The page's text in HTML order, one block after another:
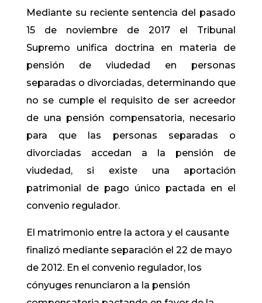
Mediante su reciente sentencia del pasado
15 de noviembre de 2017 el Tribunal
Supremo unifica doctrina en materia de
pensión de viudedad en personas
separadas o divorciadas, determinando que
no se cumple el requisito de ser acreedor
de una pensión compensatoria, necesario
para que las personas separadas o
divorciadas accedan a la pensión de
viudedad, si existe una aportación
patrimonial de pago único pactada en el
convenio regulador.
El matrimonio entre la actora y el causante
finalizó mediante separación el 22 de mayo
de 2012. En el convenio regulador, los
cónyuges renunciaron a la pensión